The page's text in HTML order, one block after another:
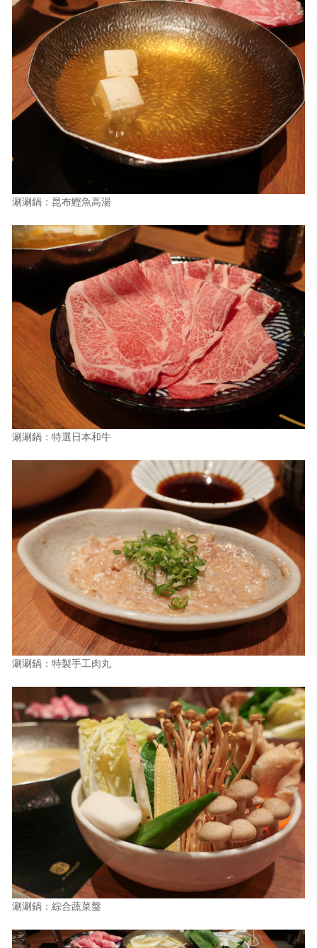
涮涮鍋：昆布鰹魚高湯
涮涮鍋：特選日本和牛
涮涮鍋：特製手工肉丸
涮涮鍋：綜合蔬菜盤